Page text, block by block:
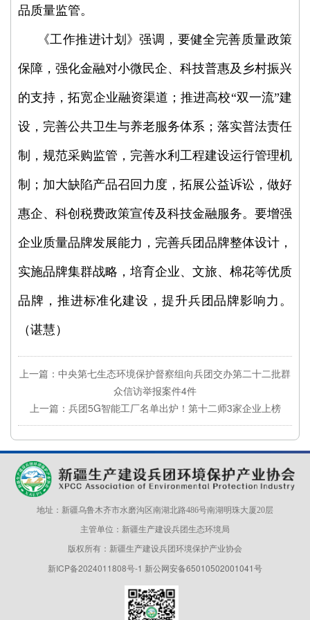
品质量监管。
《工作推进计划》强调，要健全完善质量政策
保障，强化金融对小微民企、科技普惠及乡村振兴
的支持，拓宽企业融资渠道；推进高校“双一流”建
设，完善公共卫生与养老服务体系；落实普法责任
制，规范采购监管，完善水利工程建设运行管理机
制；加大缺陷产品召回力度，拓展公益诉讼，做好
惠企、科创税费政策宣传及科技金融服务。要增强
企业质量品牌发展能力，完善兵团品牌整体设计，
实施品牌集群战略，培育企业、文旅、棉花等优质
品牌，推进标准化建设，提升兵团品牌影响力。
（谌慧）
上一篇：中央第七生态环境保护督察组向兵团交办第二十二批群
众信访举报案件4件
上一篇：兵团5G智能工厂名单出炉！第十二师3家企业上榜
地址：新疆乌鲁木齐市水磨沟区南湖北路486号南湖明珠大厦20层
主管单位：新疆生产建设兵团生态环境局
版权所有：新疆生产建设兵团环境保护产业协会
新ICP备2024011808号-1 新公网安备65010502001041号